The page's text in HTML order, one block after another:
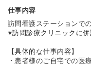
仕事内容
訪問看護ステーションで
※訪問診療クリニックに
【具体的な仕事内容】
・患者様のご自宅での医